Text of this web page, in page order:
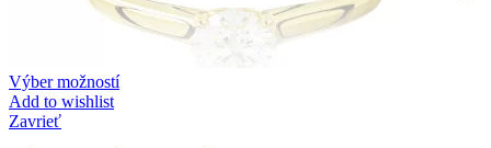
Výber možností
Add to wishlist
Zavrieť